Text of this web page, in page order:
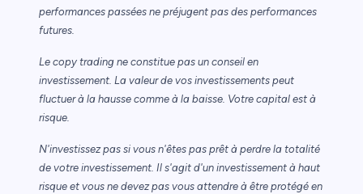
performances passées ne préjugent pas des performances
futures.
Le copy trading ne constitue pas un conseil en
investissement. La valeur de vos investissements peut
fluctuer à la hausse comme à la baisse. Votre capital est à
risque.
N'investissez pas si vous n'êtes pas prêt à perdre la totalité
de votre investissement. Il s'agit d'un investissement à haut
risque et vous ne devez pas vous attendre à être protégé en